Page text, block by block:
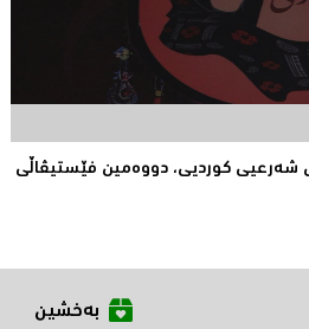
شەرعیی كوردیی، دووەمین فێستیڤاڵی
بەخشین